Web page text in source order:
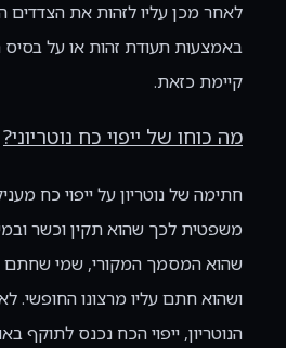
לאחר מכן עליו לזהות את
באמצעות תעודת זהות או על
קיימת כזאת.
מה כוחו של ייפוי כח נוטריוני?
חתימה של נוטריון על ייפוי כח
משפטית לכך שהוא תקין וכשר
שהוא המסמך המקורי, שמי שחתם
ושהוא חתם עליו מרצונו החופשי.
הנוטריון, ייפוי הכח נכנס לתוקף